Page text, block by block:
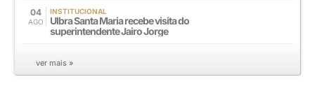
04
AGO
INSTITUCIONAL
Ulbra Santa Maria recebe visita do
superintendente Jairo Jorge
ver mais »